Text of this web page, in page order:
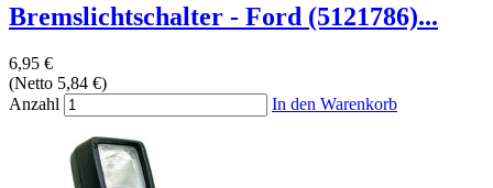
Bremslichtschalter - Ford (5121786)...
6,95 €
(Netto 5,84 €)
Anzahl
In den Warenkorb